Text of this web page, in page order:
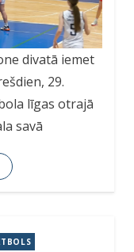
divatā iemet
29.
līgas otrajā
savā